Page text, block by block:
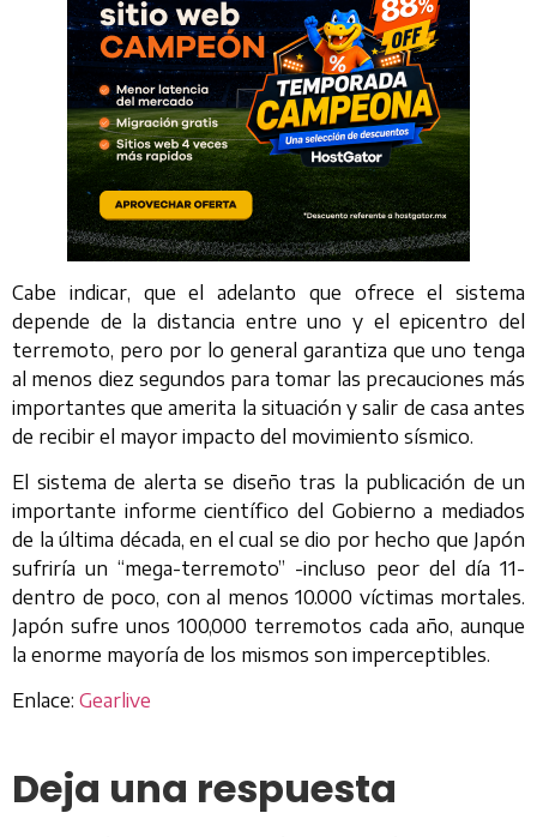
Cabe indicar, que el adelanto que ofrece el sistema
depende de la distancia entre uno y el epicentro del
terremoto, pero por lo general garantiza que uno tenga
al menos diez segundos para tomar las precauciones más
importantes que amerita la situación y salir de casa antes
de recibir el mayor impacto del movimiento sísmico.
El sistema de alerta se diseño tras la publicación de un
importante informe científico del Gobierno a mediados
de la última década, en el cual se dio por hecho que Japón
sufriría un “mega-terremoto” -incluso peor del día 11-
dentro de poco, con al menos 10.000 víctimas mortales.
Japón sufre unos 100,000 terremotos cada año, aunque
la enorme mayoría de los mismos son imperceptibles.
Enlace: Gearlive
Deja una respuesta